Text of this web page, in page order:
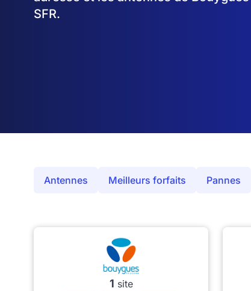
SFR.
Antennes Meilleurs forfaits Pannes
1 site